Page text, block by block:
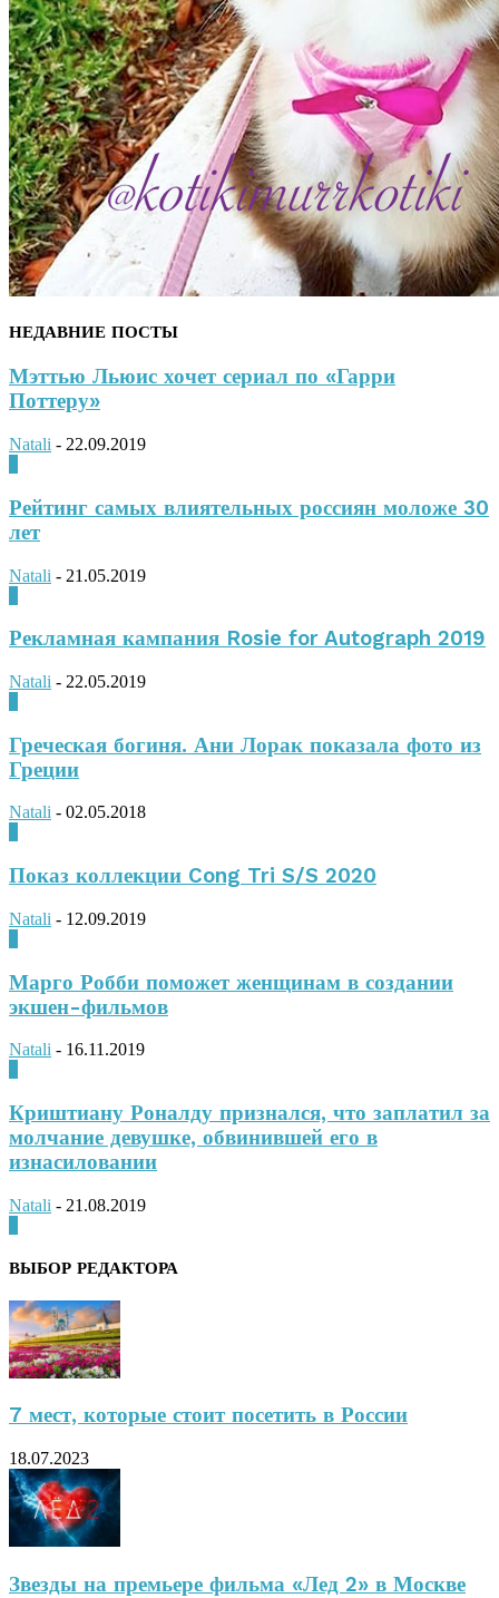
НЕДАВНИЕ ПОСТЫ
Мэттью Льюис хочет сериал по «Гарри
Поттеру»
Natali - 22.09.2019
Рейтинг самых влиятельных россиян моложе 30
лет
Natali - 21.05.2019
Рекламная кампания Rosie for Autograph 2019
Natali - 22.05.2019
Греческая богиня. Ани Лорак показала фото из
Греции
Natali - 02.05.2018
Показ коллекции Cong Tri S/S 2020
Natali - 12.09.2019
Марго Робби поможет женщинам в создании
экшен-фильмов
Natali - 16.11.2019
Криштиану Роналду признался, что заплатил за
молчание девушке, обвинившей его в
изнасиловании
Natali - 21.08.2019
ВЫБОР РЕДАКТОРА
7 мест, которые стоит посетить в России
18.07.2023
Звезды на премьере фильма «Лед 2» в Москве